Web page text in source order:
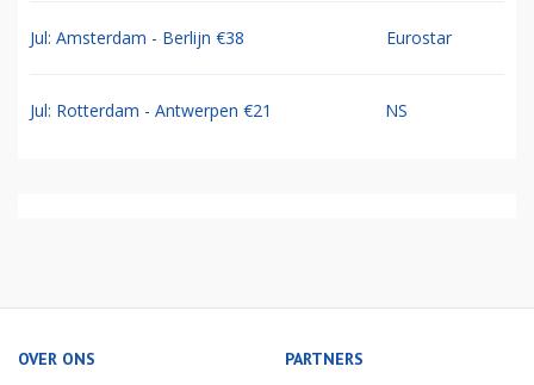
Jul: Amsterdam - Berlijn €38 Eurostar
Jul: Rotterdam - Antwerpen €21 NS
OVER ONS PARTNERS